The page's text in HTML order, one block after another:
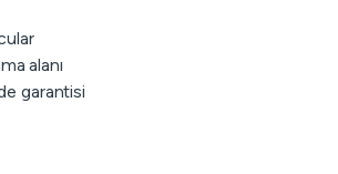
alanı
garantisi